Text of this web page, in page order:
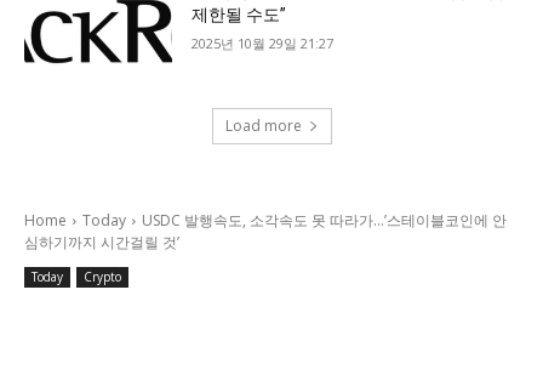
제한될 수도”
2025년 10월 29일 21:27
Load more